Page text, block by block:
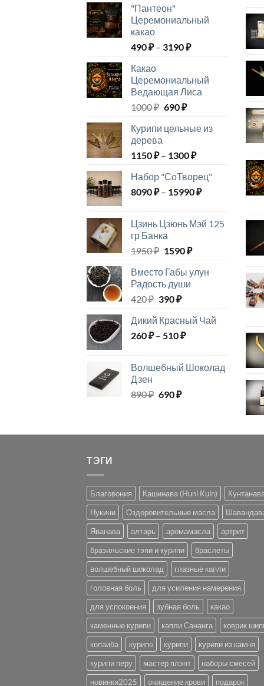
"Пантеон"
Церемониальный
какао
490₽ – 3190₽Диапазон
–
3190 ₽
Какао
Церемониальный
Ведающая Лиса
1000₽ Первоначальная
составляла
690₽Текущая
690 ₽.
Курипи цельные из
дерева
1150₽ – 1300₽Диапазон
1150 ₽
–
Набор "СоТворец"
8090₽ – 15990₽Диапазон
–
Цзинь Цзюнь Мэй 125
гр Банка
1950₽ Первоначальная
составляла
1950 ₽.
1590₽Текущая
1590 ₽.
Вместо Габы улун
Радость души
420₽ Первоначальная
составляла
420 ₽.
390₽Текущая
390 ₽.
Дикий Красный Чай
260₽ – 510₽Диапазон
–
Волшебный Шоколад
Дзен
890₽ Первоначальная
690₽Текущая
ТЭГИ
Благовония Кашинава (Huni Kuin)
Нукини
Оздоровительные масла
Яванава
алтарь аромамасла
артрит
бразильские тэпи и курипи
браслеты
волшебный шоколад
глазные капли
головная боль
для усиления намерения
для успокоения
зубная боль
какао
каменные курипи
капли Сананга
коврик
копаиба
курипе курипи
курипи из камня
курипи перу
мастер плэнт
наборы смесей
новинки2025
очищение крови подарок